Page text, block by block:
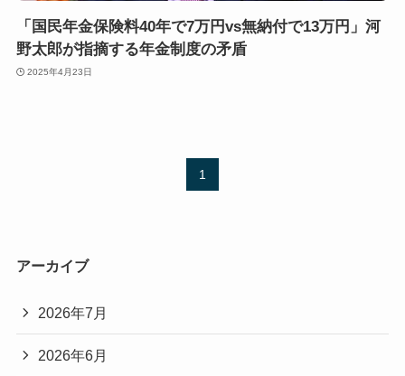
「国民年金保険料40年で7万円vs無納付で13万円」河
野太郎が指摘する年金制度の矛盾
2025年4月23日
1
アーカイブ
2026年7月
2026年6月